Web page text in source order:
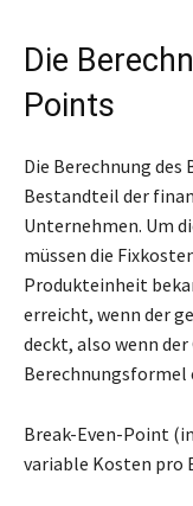
Die
Points
Die Berechnung
Bestandteil der
Unternehmen. Um
müssen die
Produkteinheit
erreicht, wenn der
deckt, also wenn
Berechnungsformel
Break-Even-Point
variable Kosten pro